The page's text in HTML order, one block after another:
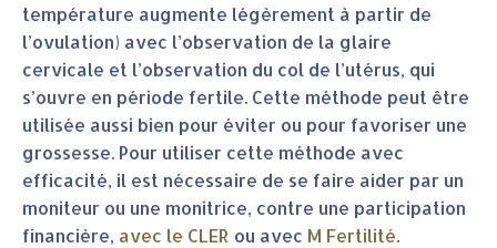
température augmente légèrement à partir de
l’ovulation) avec l’observation de la glaire
cervicale et l’observation du col de l’utérus, qui
s’ouvre en période fertile. Cette méthode peut être
utilisée aussi bien pour éviter ou pour favoriser une
grossesse. Pour utiliser cette méthode avec
efficacité, il est nécessaire de se faire aider par un
moniteur ou une monitrice, contre une participation
financière, avec le CLER ou avec M Fertilité.